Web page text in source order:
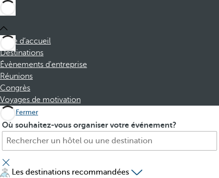
Page d’accueil
Destinations
Évènements d'entreprise
Réunions
Congrès
Voyages de motivation
Fermer
Où souhaitez-vous organiser votre événement?
H
t
e
l
P
e
s
s
Les destinations recommandées